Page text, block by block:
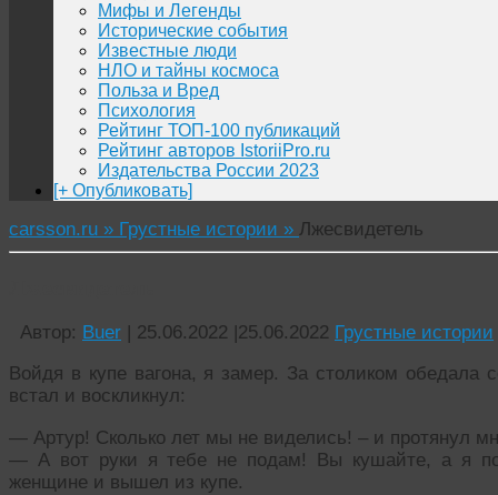
Мифы и Легенды
Исторические события
Известные люди
НЛО и тайны космоса
Польза и Вред
Психология
Рейтинг ТОП-100 публикаций
Рейтинг авторов IstoriiPro.ru
Издательства России 2023
[+ Опубликовать]
carsson.ru » Грустные истории » Лжесвидетель
Автор: Buer | 25.06.2022 |25.06.2022 Грустные истории
Войдя в купе вагона, я замер. За столиком обедала
встал и воскликнул:
— Артур! Сколько лет мы не виделись! – и протянул
— А вот руки я тебе не подам! Вы кушайте, а я
женщине и вышел из купе.